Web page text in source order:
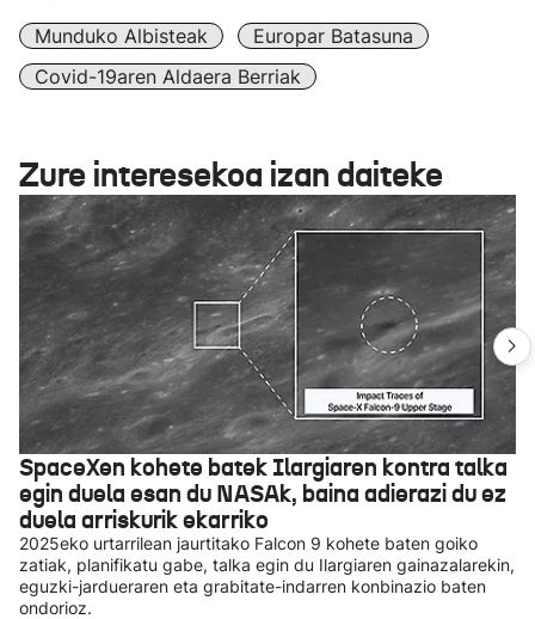
Munduko Albisteak
Europar Batasuna
Covid-19aren Aldaera Berriak
Zure interesekoa izan daiteke
SpaceXen kohete batek Ilargiaren kontra talka
egin duela esan du NASAk, baina adierazi du ez
duela arriskurik ekarriko
2025eko urtarrilean jaurtitako Falcon 9 kohete baten goiko
zatiak, planifikatu gabe, talka egin du Ilargiaren gainazalarekin,
eguzki-jardueraren eta grabitate-indarren konbinazio baten
ondorioz.